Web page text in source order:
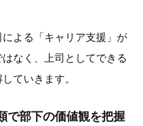
よる「キャリア⽀援」が
なく、上司としてできる
ていきます。
で部下の価値観を把握